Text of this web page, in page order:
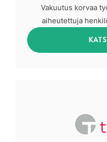
Vakuutus korvaa
aiheutettuja